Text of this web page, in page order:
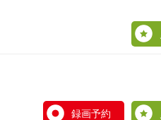
録画予約